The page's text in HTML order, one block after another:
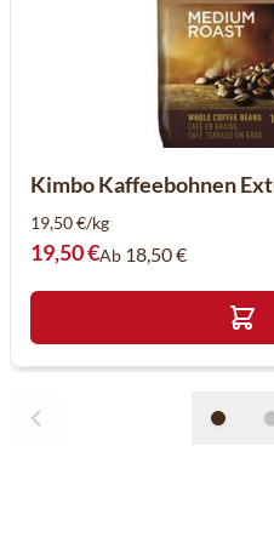
Kimbo Kaffeebohnen
19,50 €/kg
19,50 €Ab 18,50 €